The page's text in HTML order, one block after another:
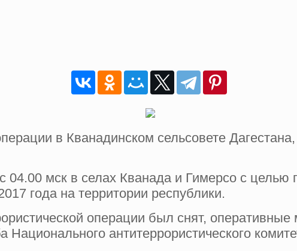
в Кванадинском сельсовете
04.00 мск в селах Кванада и Гимерсо с целью
года на территории республики.
операции был снят,
Национального антитеррористического